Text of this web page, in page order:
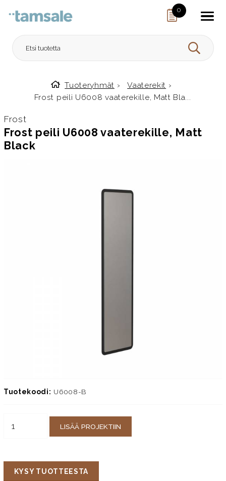
0
HAE
Etusivulle
Tuoteryhmät › Vaaterekit ›
Frost peili U6008 vaaterekille, Matt Bla...
Frost
Frost peili U6008 vaaterekille, Matt
Black
Tuotekoodi: U6008-B
LISÄÄ PROJEKTIIN
KYSY TUOTTEESTA